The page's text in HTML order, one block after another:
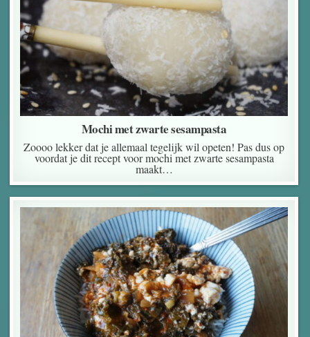
Mochi met zwarte sesampasta
Zoooo lekker dat je allemaal tegelijk wil opeten! Pas dus op
voordat je dit recept voor mochi met zwarte sesampasta
maakt…